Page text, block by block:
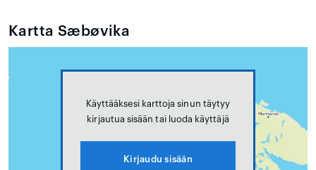
Kartta Sæbøvika
Käyttääksesi karttoja sinun täytyy
kirjautua sisään tai luoda käyttäjä
Kirjaudu sisään